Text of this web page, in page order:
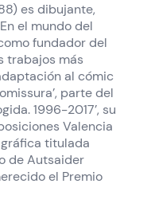
es dibujante,
el mundo del
fundador del
trabajos más
al cómic
parte del
1996-2017’, su
Valencia
titulada
de Autsaider
el Premio